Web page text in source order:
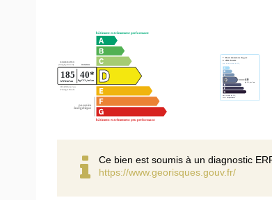
Ce bien est soumis à un diagnostic
https://www.georisques.gouv.fr/